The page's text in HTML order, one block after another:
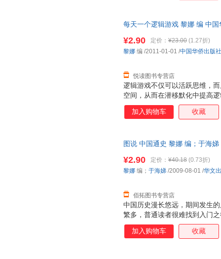
枯燥，让你真正感受到是在“玩
则设计的，你可以根据自己的
练。这是一本开发潜能的游戏
每天一个逻辑游戏 黎娜 编 中
逻辑游戏不仅可以活跃思维，
空间，从而在潜移默化中提高
发大脑里沉睡的逻辑力，让你
往根据解题方式而分类的方法
题的枯燥，让你真正感受到是
的原则设计的，你可以根据自
和训练。这是一本开发潜能的
¥2.90 定价： ¥23.00 (1.27折)
悦读图书专营店
黎娜 编 /2011-01-01 /中国华侨出版社
加入购物车 收藏
图说 中国通史 黎娜 编；于海
中国历史漫长悠远，期间发生
繁多，普通读者很难找到入门
例，即在一定的历史观的指导
释，是读者在较短时间内了解
¥2.90 定价： ¥40.18 (0.73折)
佰拓图书专营店
黎娜 编； 于海娣 /2009-08-01 /华文
加入购物车 收藏